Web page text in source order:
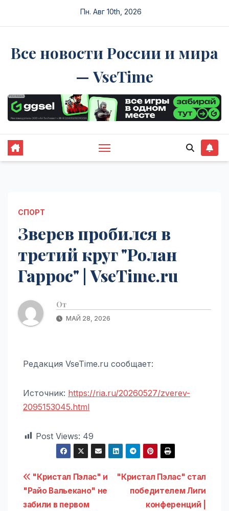
Пн. Авг 10th, 2026
Все новости России и мира
— VseTime
СПОРТ
Зверев пробился в
третий круг "Ролан
Гаррос" | VseTime.ru
От
МАЙ 28, 2026
Редакция VseTime.ru сообщает:
Источник: https://ria.ru/20260527/zverev-
2095153045.html
Post Views: 49
Навигация
по
"Кристал Пэлас" стал
победителем Лиги
конференций |
"Кристал Пэлас" и
"Райо Вальекано" не
забили в первом